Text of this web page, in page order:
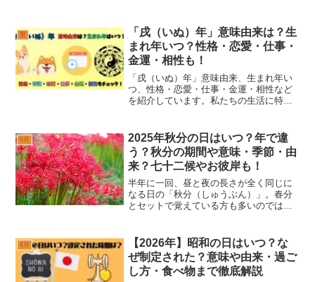
りですよね。卯年は「子丑寅卯辰巳午未
申酉戌亥」の12個からな...
暦
「戌（いぬ）年」意味由来は？生
まれ年いつ？性格・恋愛・仕事・
金運・相性も！
「戌（いぬ）年」意味由来、生まれ年い
つ、性格・恋愛・仕事・金運・相性など
を紹介しています。私たちの生活に特に
家畜としてはなんと縄文時代からそばに
いた身近な動物なので、暦...
9月
2025年秋分の日はいつ？年で違
う？秋分の期間や意味・季節・由
来？七十二候やお彼岸も！
半年に一回、昼と夜の長さが全く同じに
なる日の「秋分（しゅうぶん）」。春分
とセットで覚えている方も多いのではな
もなぜ日付が変わるの？」と素朴な疑問
が生まれますよね。お彼岸...
4月
【2026年】昭和の日はいつ？な
ぜ制定された？意味や由来・過ご
し方・食べ物まで徹底解説